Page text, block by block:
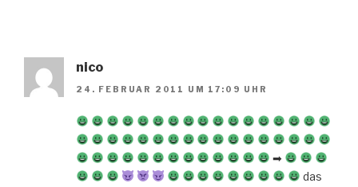
nico
24. FEBRUAR 2011 UM 17:09 UHR
➡
das